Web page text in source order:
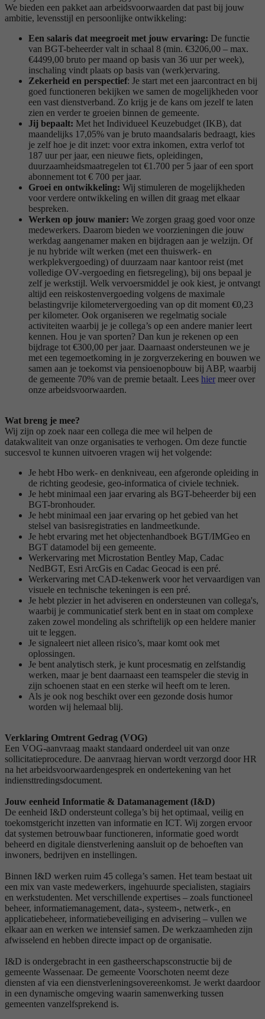
We bieden een pakket aan arbeidsvoorwaarden dat past bij jouw
ambitie, levensstijl en persoonlijke ontwikkeling:
Een salaris dat meegroeit met jouw ervaring: De functie
van BGT-beheerder valt in schaal 8 (min. €3206,00 – max.
€4499,00 bruto per maand op basis van 36 uur per week),
inschaling vindt plaats op basis van (werk)ervaring.
Zekerheid en perspectief: Je start met een jaarcontract en bij
goed functioneren bekijken we samen de mogelijkheden voor
een vast dienstverband. Zo krijg je de kans om jezelf te laten
zien en verder te groeien binnen de gemeente.
Jij bepaalt: Met het Individueel Keuzebudget (IKB), dat
maandelijks 17,05% van je bruto maandsalaris bedraagt, kies
je zelf hoe je dit inzet: voor extra inkomen, extra verlof tot
187 uur per jaar, een nieuwe fiets, opleidingen,
duurzaamheidsmaatregelen tot €1.700 per 5 jaar of een sport
abonnement tot € 700 per jaar.
Groei en ontwikkeling: Wij stimuleren de mogelijkheden
voor verdere ontwikkeling en willen dit graag met elkaar
bespreken.
Werken op jouw manier: We zorgen graag goed voor onze
medewerkers. Daarom bieden we voorzieningen die jouw
werkdag aangenamer maken en bijdragen aan je welzijn. Of
je nu hybride wilt werken (met een thuiswerk- en
werkplekvergoeding) of duurzaam naar kantoor reist (met
volledige OV‑vergoeding en fietsregeling), bij ons bepaal je
zelf je werkstijl. Welk vervoersmiddel je ook kiest, je ontvangt
altijd een reiskostenvergoeding volgens de maximale
belastingvrije kilometervergoeding van op dit moment €0,23
per kilometer. Ook organiseren we regelmatig sociale
activiteiten waarbij je je collega’s op een andere manier leert
kennen. Hou je van sporten? Dan kun je rekenen op een
bijdrage tot €300,00 per jaar. Daarnaast ondersteunen we je
met een tegemoetkoming in je zorgverzekering en bouwen we
samen aan je toekomst via pensioenopbouw bij ABP, waarbij
de gemeente 70% van de premie betaalt. Lees hier meer over
onze arbeidsvoorwaarden.
Wat breng je mee?
Wij zijn op zoek naar een collega die mee wil helpen de
datakwaliteit van onze organisaties te verhogen. Om deze functie
succesvol te kunnen uitvoeren vragen wij het volgende:
Je hebt Hbo werk- en denkniveau, een afgeronde opleiding in
de richting geodesie, geo-informatica of civiele techniek.
Je hebt minimaal een jaar ervaring als BGT-beheerder bij een
BGT-bronhouder.
Je hebt minimaal een jaar ervaring op het gebied van het
stelsel van basisregistraties en landmeetkunde.
Je hebt ervaring met het objectenhandboek BGT/IMGeo en
BGT datamodel bij een gemeente.
Werkervaring met Microstation Bentley Map, Cadac
NedBGT, Esri ArcGis en Cadac Geocad is een pré.
Werkervaring met CAD-tekenwerk voor het vervaardigen van
visuele en technische tekeningen is een pré.
Je hebt plezier in het adviseren en ondersteunen van collega's,
waarbij je communicatief sterk bent en in staat om complexe
zaken zowel mondeling als schriftelijk op een heldere manier
uit te leggen.
Je signaleert niet alleen risico’s, maar komt ook met
oplossingen.
Je bent analytisch sterk, je kunt procesmatig en zelfstandig
werken, maar je bent daarnaast een teamspeler die stevig in
zijn schoenen staat en een sterke wil heeft om te leren.
Als je ook nog beschikt over een gezonde dosis humor
worden wij helemaal blij.
Verklaring Omtrent Gedrag (VOG)
Een VOG-aanvraag maakt standaard onderdeel uit van onze
sollicitatieprocedure. De aanvraag hiervan wordt verzorgd door HR
na het arbeidsvoorwaardengesprek en ondertekening van het
indiensttredingsdocument.
Jouw eenheid Informatie & Datamanagement (I&D)
De eenheid I&D ondersteunt collega’s bij het optimaal, veilig en
toekomstgericht inzetten van informatie en ICT. Wij zorgen ervoor
dat systemen betrouwbaar functioneren, informatie goed wordt
beheerd en digitale dienstverlening aansluit op de behoeften van
inwoners, bedrijven en instellingen.
Binnen I&D werken ruim 45 collega’s samen. Het team bestaat uit
een mix van vaste medewerkers, ingehuurde specialisten, stagiairs
en werkstudenten. Met verschillende expertises – zoals functioneel
beheer, informatiemanagement, data-, systeem-, netwerk-, en
applicatiebeheer, informatiebeveiliging en advisering – vullen we
elkaar aan en werken we intensief samen. De werkzaamheden zijn
afwisselend en hebben directe impact op de organisatie.
I&D is ondergebracht in een gastheerschapsconstructie bij de
gemeente Wassenaar. De gemeente Voorschoten neemt deze
diensten af via een dienstverleningsovereenkomst. Je werkt daardoor
in een dynamische omgeving waarin samenwerking tussen
gemeenten vanzelfsprekend is.